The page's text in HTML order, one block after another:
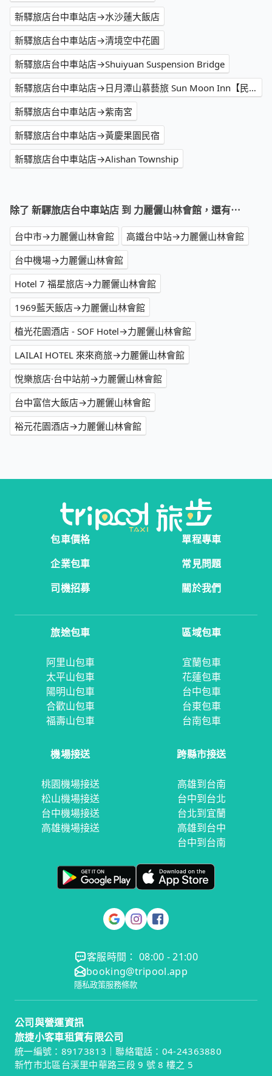
新驛旅店台中車站店→水沙蓮大飯店
新驛旅店台中車站店→清境空中花園
新驛旅店台中車站店→Shuiyuan Suspension Bridge
新驛旅店台中車站店→日月潭山慕藝旅 Sun Moon Inn【民宿】
新驛旅店台中車站店→紫南宮
新驛旅店台中車站店→黃慶果園民宿
新驛旅店台中車站店→Alishan Township
除了 新驛旅店台中車站店 到 力麗儷山林會館，還有⋯
台中市→力麗儷山林會館
高鐵台中站→力麗儷山林會館
台中機場→力麗儷山林會館
Hotel 7 福星旅店→力麗儷山林會館
1969藍天飯店→力麗儷山林會館
植光花園酒店 - SOF Hotel→力麗儷山林會館
LAILAI HOTEL 來來商旅→力麗儷山林會館
悅樂旅店·台中站前→力麗儷山林會館
台中富信大飯店→力麗儷山林會館
裕元花園酒店→力麗儷山林會館
包車價格
單程專車
企業包車
常見問題
司機招募
關於我們
旅途包車
阿里山包車
太平山包車
陽明山包車
合歡山包車
福壽山包車
區域包車
宜蘭包車
花蓮包車
台中包車
台東包車
台南包車
機場接送
桃園機場接送
松山機場接送
台中機場接送
高雄機場接送
跨縣市接送
高雄到台南
台中到台北
台北到宜蘭
高雄到台中
台中到台南
客服時間： 08:00 - 21:00
booking@tripool.app
隱私政策服務條款
公司與營運資訊
旅捷小客車租賃有限公司
統一編號：89173813｜聯絡電話：04-24363880
新竹市北區台溪里中華路三段 9 號 8 樓之 5